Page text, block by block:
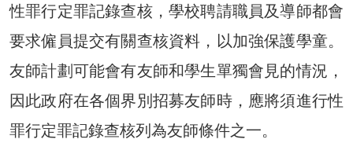
性罪行定罪記錄查核，學校聘請職員及導師都會
要求僱員提交有關查核資料，以加強保護學童。
友師計劃可能會有友師和學生單獨會見的情況，
因此政府在各個界別招募友師時，應將須進行性
罪行定罪記錄查核列為友師條件之一。